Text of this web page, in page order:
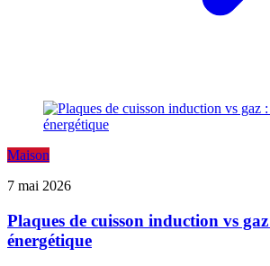
Maison
7 mai 2026
Plaques de cuisson induction vs
énergétique